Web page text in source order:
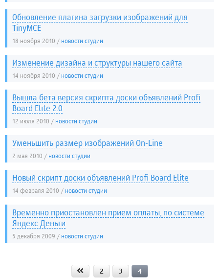
Обновление плагина загрузки изображений для
TinyMCE
18 ноября 2010 /
Изменение дизайна и структуры нашего сайта
14 ноября 2010 /
Вышла бета версия скрипта доски объявлений Profi
Board Elite 2.0
12 июля 2010 /
Уменьшить размер изображений On-Line
2 мая 2010 /
Новый скрипт доски объявлений Profi Board Elite
14 февраля 2010 /
Временно приостановлен прием оплаты, по системе
Яндекс Деньги
5 декабря 2009 /
2 3 4